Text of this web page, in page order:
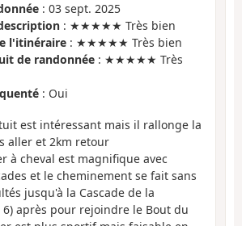
: 03 sept. 2025
: ★★★★★ Très bien
l'itinéraire : ★★★★★ Très bien
de randonnée : ★★★★★ Très
: Oui
est intéressant mais il rallonge la
aller et 2km retour
à cheval est magnifique avec
et le cheminement se fait sans
jusqu'à la Cascade de la
6) après pour rejoindre le Bout du